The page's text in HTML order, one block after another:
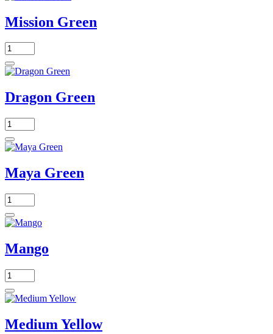
Mission Green
Dragon Green
Maya Green
Mango
Medium Yellow